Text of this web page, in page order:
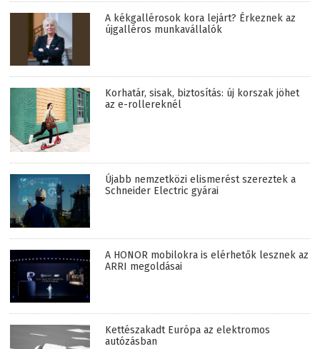
A kékgallérosok kora lejárt? Érkeznek az
újgalléros munkavállalók
Korhatár, sisak, biztosítás: új korszak jöhet
az e-rollereknél
Újabb nemzetközi elismerést szereztek a
Schneider Electric gyárai
A HONOR mobilokra is elérhetők lesznek az
ARRI megoldásai
Kettészakadt Európa az elektromos
autózásban